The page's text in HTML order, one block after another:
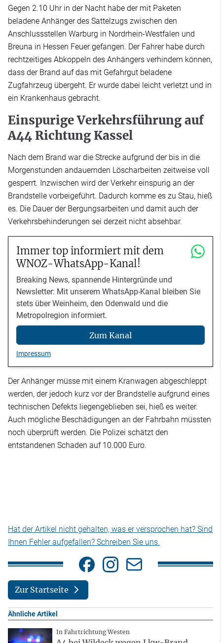
Gegen 2.10 Uhr in der Nacht habe der mit Paketen
beladene Anhänger des Sattelzugs zwischen den
Anschlussstellen Warburg in Nordrhein-Westfalen und
Breuna in Hessen Feuer gefangen. Der Fahrer habe durch
rechtzeitiges Abkoppeln des Anhängers verhindern können,
dass der Brand auf das mit Gefahrgut beladene
Zugfahrzeug übergeht. Er wurde dabei leicht verletzt und in
ein Krankenhaus gebracht.
Einspurige Verkehrsführung auf
A44 Richtung Kassel
Nach dem Brand war die Strecke aufgrund der bis in die
Morgenstunden andauernden Löscharbeiten zeitweise voll
gesperrt. Inzwischen wird der Verkehr einspurig an der
Brandstelle vorbeigeführt. Dadurch komme es zu Stau, hieß
es. Die Dauer der Bergungsarbeiten und damit auch der
Verkehrsbehinderungen sei derzeit nicht absehbar.
Immer top informiert mit dem
WNOZ-WhatsApp-Kanal!
Breaking News, spannende Hintergründe und
Newsletter: Mit unserem WhatsApp-Kanal bleiben Sie
stets über Weinheim, den Odenwald und die
Metropolregion informiert.
Zum Kanal
Impressum
Der Anhänger müsse mit einem Kranwagen abgeschleppt
werden, der jedoch kurz vor der Brandstelle aufgrund eines
technischen Defekts liegengeblieben sei, hieß es weiter.
Auch mögliche Beschädigungen an der Fahrbahn müssten
noch überprüft werden. Die Polizei schätzt den
entstandenen Schaden auf 10.000 Euro.
Hat der Artikel nicht gehalten, was er versprochen hat? Sind
Ihnen Fehler aufgefallen? Schreiben Sie uns.
Zur Startseite
Ähnliche Artikel
In Fahrtrichtung Westen